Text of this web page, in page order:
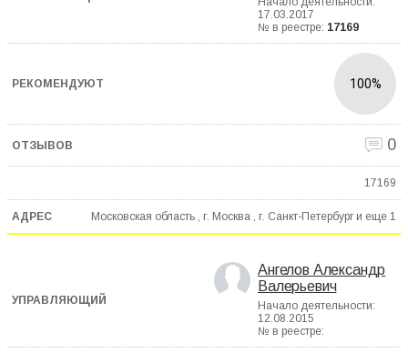
17.03.2017
№ в реестре: 17169
100%
0
17169
Московская область , г. Москва , г. Санкт-Петербург и еще 1
Ангелов Александр
Валерьевич
Начало деятельности:
12.08.2015
№ в реестре: